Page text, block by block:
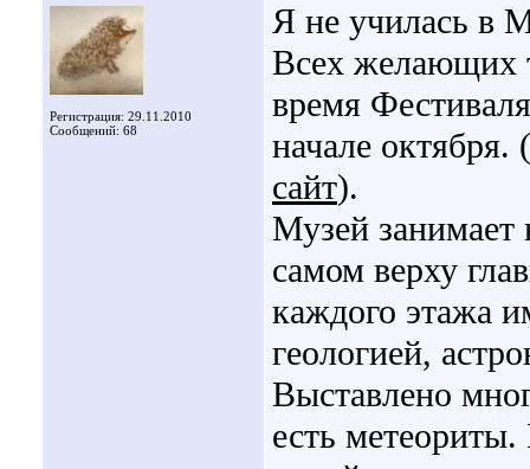
Регистрация: 29.11.2010
Сообщений: 68
Я не училась в
Всех желающих
время
начале
сайт).
Музей занимает
самом верху
каждого этажа
геологией,
Выставлено
есть